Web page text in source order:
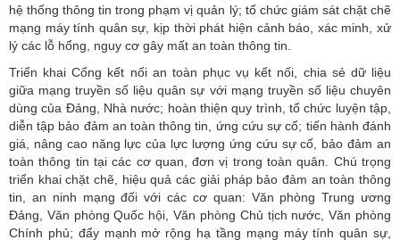
hệ thống thông tin trong phạm vị quản lý; tổ chức giám sát chặt chẽ
mạng máy tính quân sự, kịp thời phát hiện cảnh báo, xác minh, xử
lý các lỗ hổng, nguy cơ gây mất an toàn thông tin.
Triển khai Cổng kết nối an toàn phục vụ kết nối, chia sẻ dữ liệu
giữa mạng truyền số liệu quân sự với mạng truyền số liệu chuyên
dùng của Đảng, Nhà nước; hoàn thiện quy trình, tổ chức luyện tập,
diễn tập bảo đảm an toàn thông tin, ứng cứu sự cố; tiến hành đánh
giá, nâng cao năng lực của lực lượng ứng cứu sự cố, bảo đảm an
toàn thông tin tại các cơ quan, đơn vị trong toàn quân. Chú trọng
triển khai chặt chẽ, hiệu quả các giải pháp bảo đảm an toàn thông
tin, an ninh mạng đối với các cơ quan: Văn phòng Trung ương
Đảng, Văn phòng Quốc hội, Văn phòng Chủ tịch nước, Văn phòng
Chính phủ; đẩy mạnh mở rộng hạ tầng mạng máy tính quân sự,